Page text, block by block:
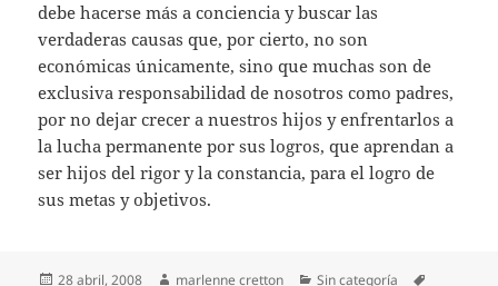
debe hacerse más a conciencia y buscar las
verdaderas causas que, por cierto, no son
económicas únicamente, sino que muchas son de
exclusiva responsabilidad de nosotros como padres,
por no dejar crecer a nuestros hijos y enfrentarlos a
la lucha permanente por sus logros, que aprendan a
ser hijos del rigor y la constancia, para el logro de
sus metas y objetivos.
Publicado
28 abril, 2008 Autor
marlenne cretton Categorías
Sin categoría